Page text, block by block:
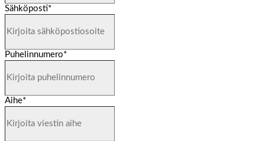
Sähköposti*
Puhelinnumero*
Aihe*